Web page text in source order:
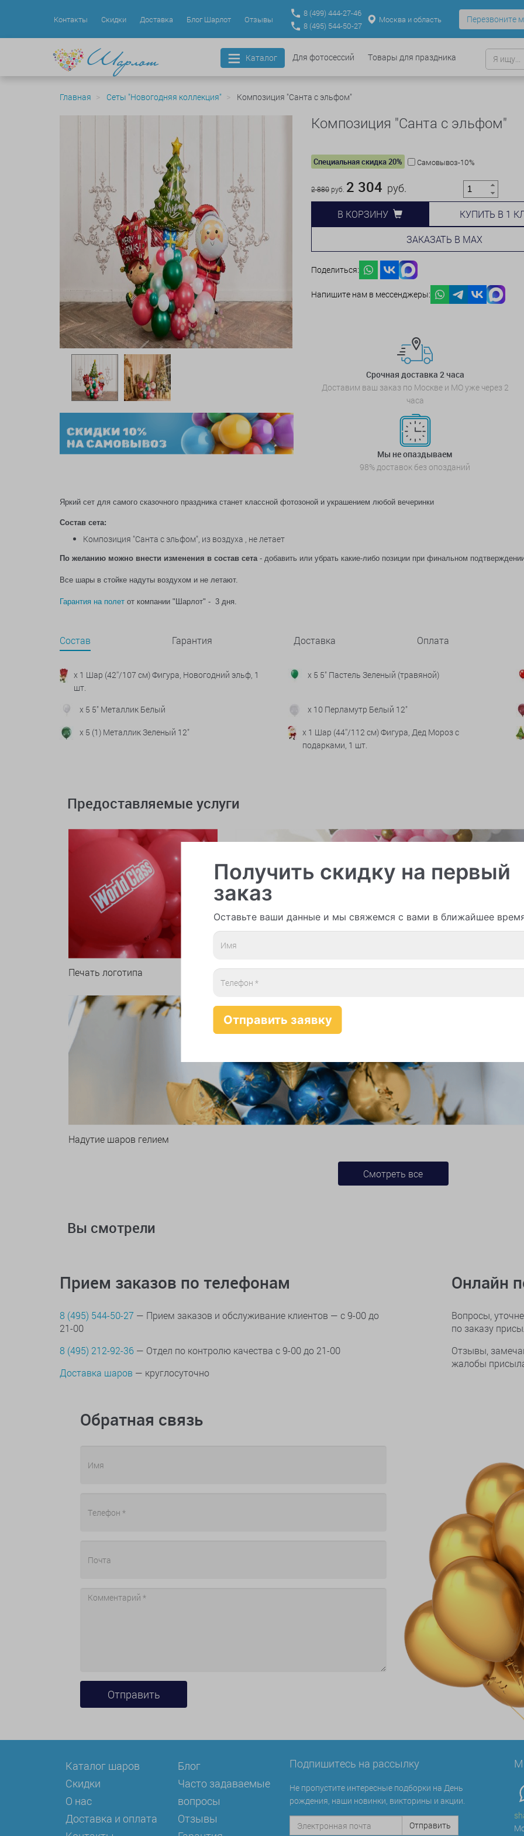
Контакты Скидки Доставка Блог Шарлот Отзывы
8 (499) 444-27-46
8 (495) 544-50-27
Москва и область Перезвоните
Каталог Для фотосессий Товары для праздника
Главная Сеты "Новогодняя коллекция" Композиция "Санта с эльфом"
Композиция "Санта с эльфом"
Специальная скидка 20% Самовывоз-10%
2 880 руб. 2 304 руб.
В КОРЗИНУ КУПИТЬ В 1
ЗАКАЗАТЬ В MAX
Поделиться:
Напишите нам в мессенджеры:
Срочная доставка 2 часа
Доставим ваш заказ по Москве и МО уже через 2
часа
Мы не опаздываем
98% доставок без опозданий
Яркий сет для самого сказочного праздника станет классной фотозоной и украшением любой вечеринки
Состав сета:
Композиция "Санта с эльфом", из воздуха , не летает
По желанию можно внести изменения в состав сета- добавить или убрать какие-либо позиции при финальном
Все шары в стойке надуты воздухом и не летают.
Гарантия на полет от компании "Шарлот" - 3 дня.
Состав Гарантия Доставка Оплата
x 1 Шар (42''/107 см) Фигура, Новогодний эльф, 1
шт.
x 5 5" Пастель Зеленый (травяной)
x 5 5" Металлик Белый x 10 Перламутр Белый 12"
x 5 (1) Металлик Зеленый 12"
x 1 Шар (44''/112 см) Фигура, Дед Мороз с
подарками, 1 шт.
Предоставляемые услуги
Печать логотипа
Надутие шаров гелием
Смотреть все
Вы смотрели
Прием заказов по телефонам
8 (495) 544-50-27 — Прием заказов и обслуживание клиентов — с 9-00 до
21-00
8 (495) 212-92-36 — Отдел по контролю качества с 9-00 до 21-00
Доставка шаров — круглосуточно
Онлайн
Вопросы,
по заказу
Отзывы,
жалобы
Обратная связь
Получить скидку на первый
заказ
Оставьте ваши данные и мы свяжемся с вами в ближайшее
Каталог шаров
Скидки
О нас
Доставка и оплата
Блог
Часто задаваемые
вопросы
Отзывы
Подпишитесь на рассылку
Не пропустите интересные подборки на День
рождения, наши новинки, викторины и акции.